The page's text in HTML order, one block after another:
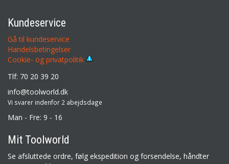
Kundeservice
Gå til kundeservice
Handelsbetingelser
Cookie- og privatpolitik
Tlf: 70 20 39 20
info@toolworld.dk
Vi svarer indenfor 2 abejdsdage
Man - Fre: 9 - 16
Mit Toolworld
Se afsluttede ordre, følg ekspedition og forsendelse, håndter